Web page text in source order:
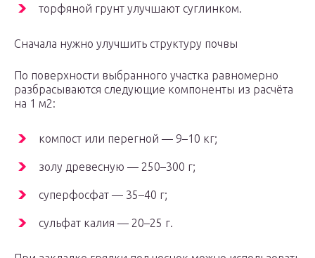
торфяной грунт улучшают суглинком.
Сначала нужно улучшить структуру почвы
По поверхности выбранного участка равномерно
разбрасываются следующие компоненты из расчёта
на 1 м2:
компост или перегной — 9–10 кг;
золу древесную — 250–300 г;
суперфосфат — 35–40 г;
сульфат калия — 20–25 г.